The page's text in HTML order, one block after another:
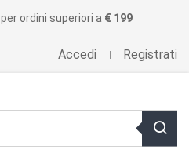
per ordini superiori a € 199
Accedi Registrati